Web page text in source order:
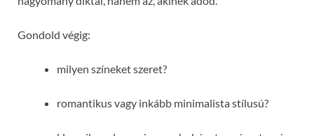
Gondold végig:
milyen színeket szeret?
romantikus vagy inkább minimalista stílusú?